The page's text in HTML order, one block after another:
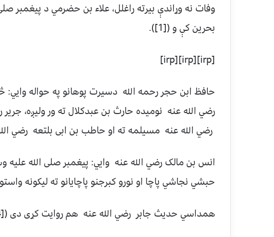
وفات نه وړاندې بيرته راغلل، علاء بن حضرمي د پيغمبر
بحرين کې و ([1]).
[irp][irp][irp]
حافظ ابن حجر رحمه الله دسيرت پوهانو په حواله وايي:
رضي الله عنه نوميده حارث بن عبدکلال ته ور وليږه،
رضي الله عنه مسيلمه ته او حاطب بن ابى بلتعه رضي
انس بن مالک رضي الله عنه وايي: پيغمبر صلی الله عليه
حبشي نجاشي پاچا او نورو کبرجنو پاچايانو ته ليکونه
همداسي حديث جابر رضي الله عنه هم روايت کړى دى ([4]).